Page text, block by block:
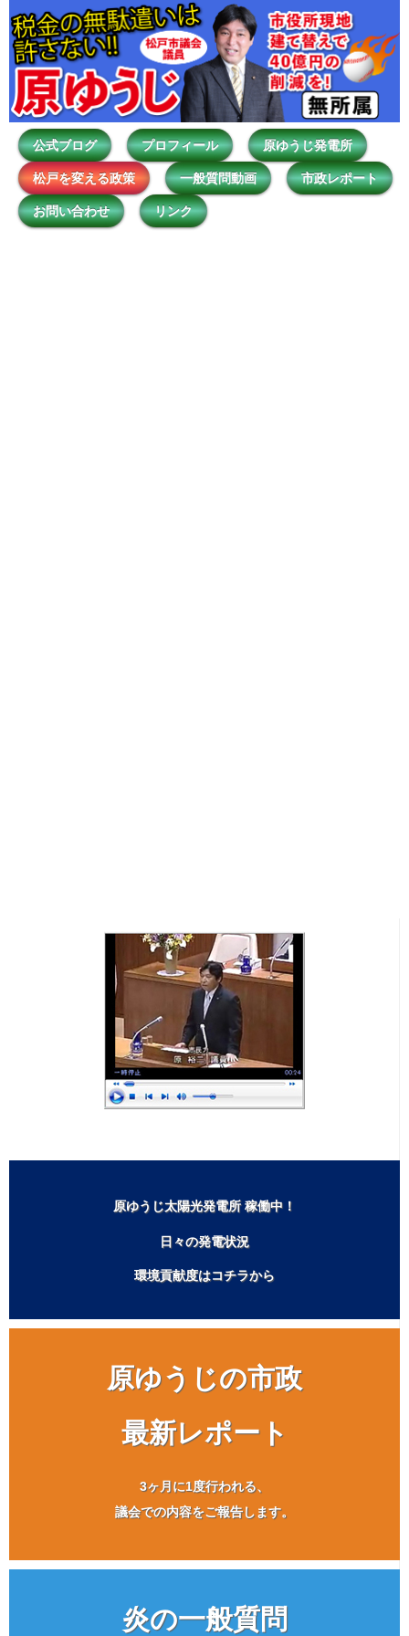
公式ブログ プロフィール 原ゆうじ発電所
松戸を変える政策 一般質問動画 市政レポート
お問い合わせ リンク
原ゆうじ太陽光発電所 稼働中！
日々の発電状況
環境貢献度はコチラから
原ゆうじの市政
最新レポート
3ヶ月に1度行われる、
議会での内容をご報告します。
炎の一般質問